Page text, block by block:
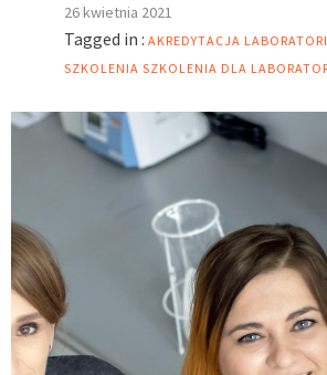
26 kwietnia 2021
Tagged in : AKREDYTACJA
SZKOLENIA SZKOLENIA DLA